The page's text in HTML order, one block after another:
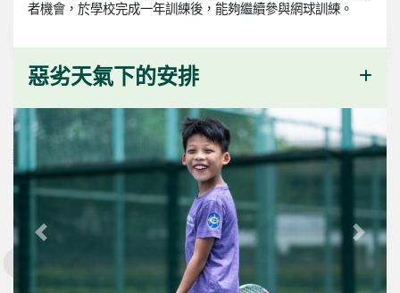
者機會，於學校完成一年訓練後，能夠繼續參與網球訓練。
惡劣天氣下的安排
Previous Next